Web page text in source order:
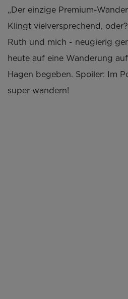
„Der einzige Premium-
Klingt vielversprechend,
Ruth und mich - neugierig
heute auf eine Wanderung
Hagen begeben. Spoiler: Im
super wandern!